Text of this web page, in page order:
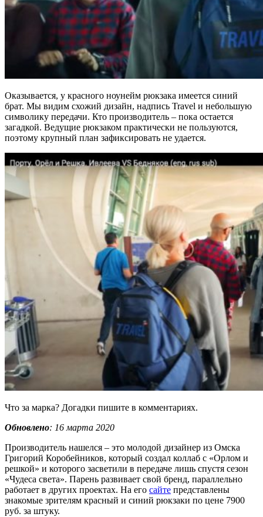
Оказывается, у красного ноунейм рюкзака имеется синий
брат. Мы видим схожий дизайн, надпись Travel и небольшую
символику передачи. Кто производитель – пока остается
загадкой. Ведущие рюкзаком практически не пользуются,
поэтому крупный план зафиксировать не удается.
Что за марка? Догадки пишите в комментариях.
Обновлено: 16 марта 2020
Производитель нашелся – это молодой дизайнер из Омска
Григорий Коробейников, который создал коллаб с «Орлом и
решкой» и которого засветили в передаче лишь спустя сезон
«Чудеса света». Парень развивает свой бренд, параллельно
работает в других проектах. На его сайте представлены
знакомые зрителям красный и синий рюкзаки по цене 7900
руб. за штуку.